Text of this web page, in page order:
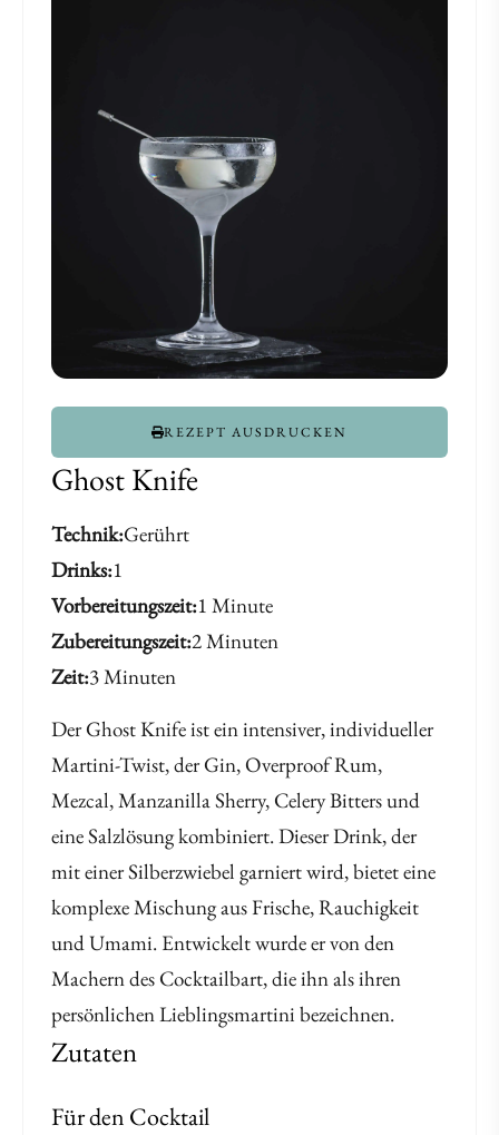
Ghost Knife
Technik Gerührt
Drinks 1
Vorbereitungszeit 1 Minute
Zubereitungszeit 2 Minuten
Zeit 3 Minuten
Der Ghost Knife ist ein intensiver, individueller
Martini-Twist, der Gin, Overproof Rum,
Mezcal, Manzanilla Sherry, Celery Bitters und
eine Salzlösung kombiniert. Dieser Drink, der
mit einer Silberzwiebel garniert wird, bietet eine
komplexe Mischung aus Frische, Rauchigkeit
und Umami. Entwickelt wurde er von den
Machern des Cocktailbart, die ihn als ihren
persönlichen Lieblingsmartini bezeichnen.
REZEPT AUSDRUCKEN
Zutaten
Für den Cocktail